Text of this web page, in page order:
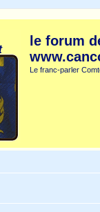
le forum
Le franc-parler